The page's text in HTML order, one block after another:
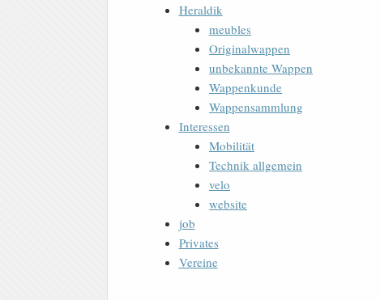
Heraldik
meubles
Originalwappen
unbekannte Wappen
Wappenkunde
Wappensammlung
Interessen
Mobilität
Technik allgemein
velo
website
job
Privates
Vereine